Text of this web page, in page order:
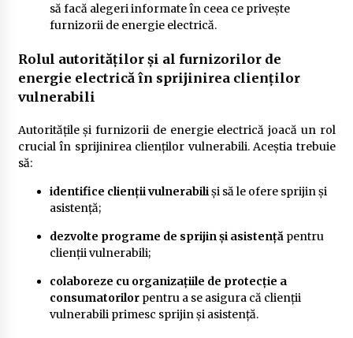
să facă alegeri informate în ceea ce privește
furnizorii de energie electrică.
Rolul autorităților și al furnizorilor de
energie electrică în sprijinirea clienților
vulnerabili
Autoritățile și furnizorii de energie electrică joacă un rol
crucial în sprijinirea clienților vulnerabili. Aceștia trebuie
să:
identifice clienții vulnerabiliși să le ofere sprijin și
asistență;
dezvolte programe de sprijin și asistențăpentru
clienții vulnerabili;
colaboreze cu organizațiile de protecție a
consumatorilorpentru a se asigura că clienții
vulnerabili primesc sprijin și asistență.